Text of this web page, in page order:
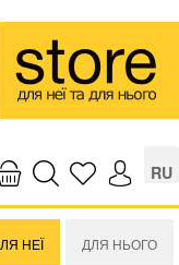
RU
НЕЇ ДЛЯ НЬОГО